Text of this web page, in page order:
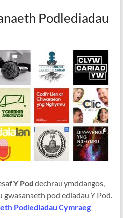
Podlediadau
Y Pod dechrau ymddangos,
gwasanaeth podlediadau Y Pod.
Podlediadau Cymraeg